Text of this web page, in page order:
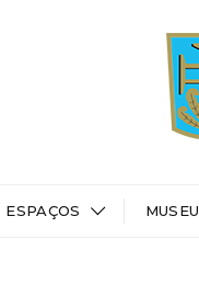
ESPAÇOS MUSEU